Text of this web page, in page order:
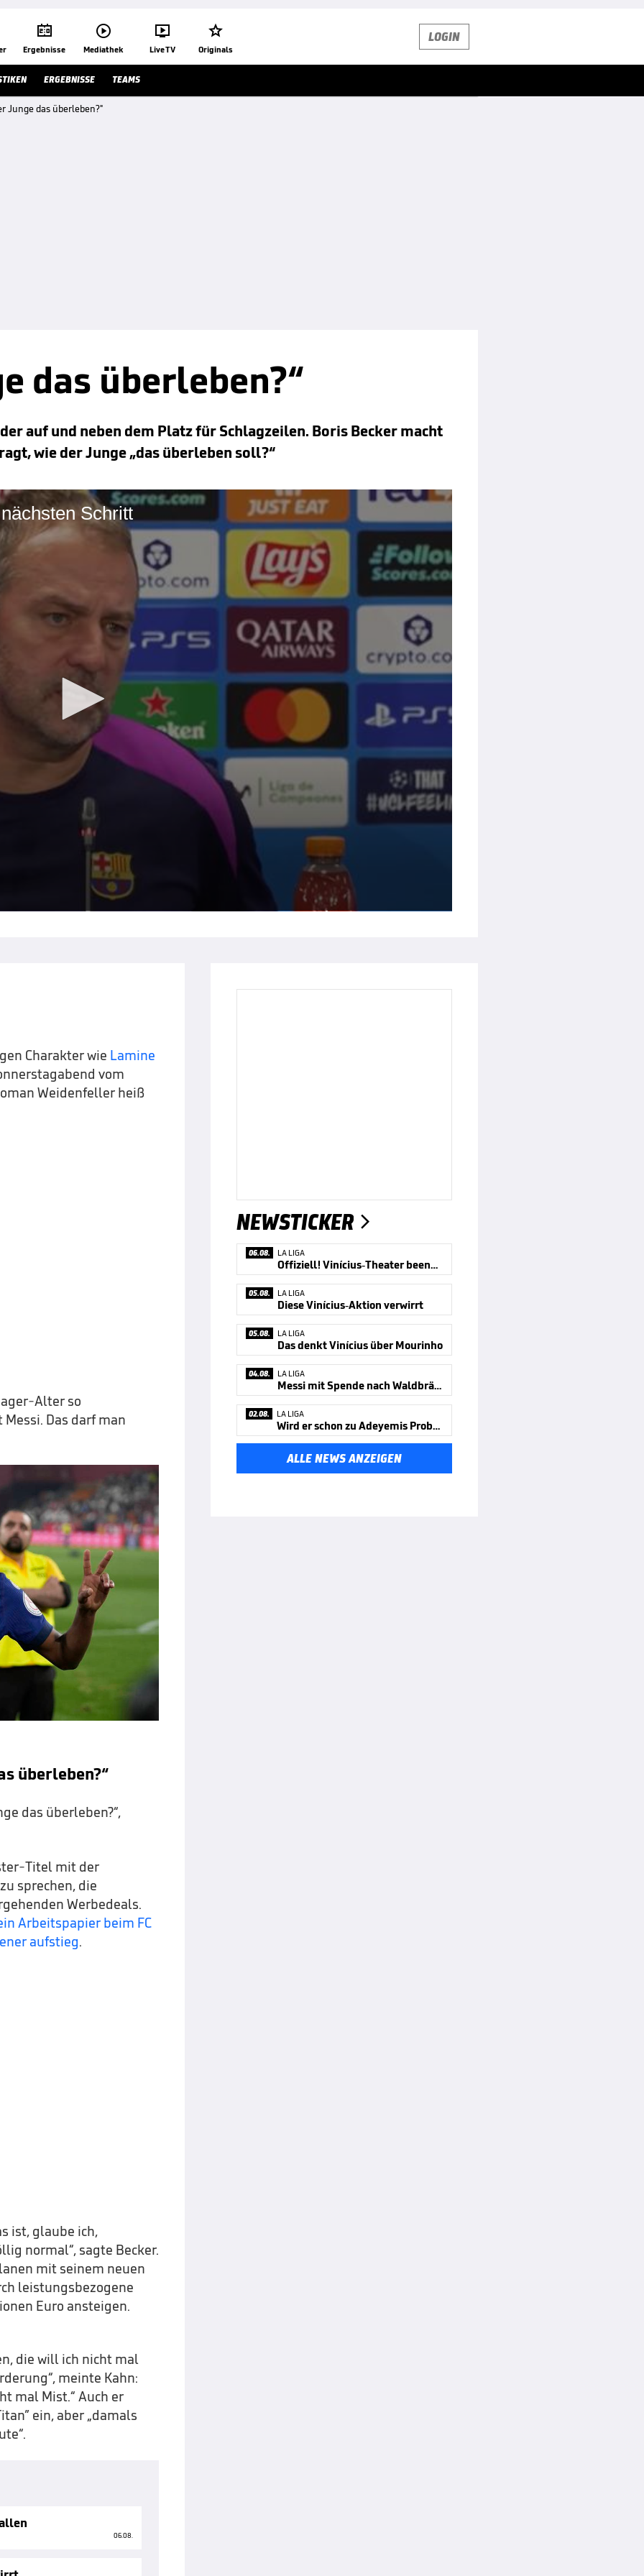

Ergebnisse

Mediathek

Live TV

Originals
LOGIN
ERGEBNISSE TEAMS
Junge das überleben?"
das überleben?“
auf und neben dem Platz für Schlagzeilen. Boris Becker macht
wie der Junge „das überleben soll?“
Schritt
Charakter wie Lamine
vom
Weidenfeller heiß
Alter so
Das darf man
überleben?“
das überleben?“,
Titel mit der
sprechen, die
Werbedeals.
Arbeitspapier beim FC
aufstieg.
ist, glaube ich,
normal“, sagte Becker.
mit seinem neuen
leistungsbezogene
Euro ansteigen.
die will ich nicht mal
meinte Kahn:
mal Mist.“ Auch er
ein, aber „damals
06.08.
NEWSTICKER 
06.08. LA LIGA
Offiziell! Vinícius-Theater beendet
05.08. LA LIGA
Diese Vinícius-Aktion verwirrt
05.08. LA LIGA
Das denkt Vinícius über Mourinho
04.08. LA LIGA
Messi mit Spende nach Waldbränden
02.08. LA LIGA
Wird er schon zu Adeyemis Problem?
ALLE NEWS ANZEIGEN